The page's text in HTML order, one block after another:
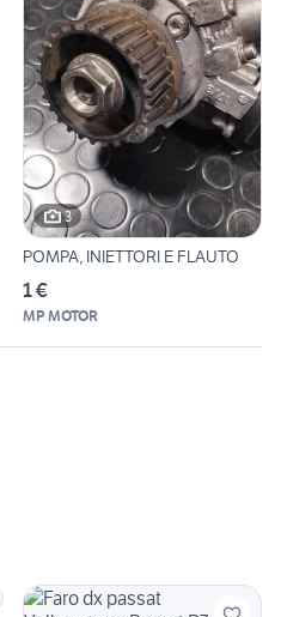
3
POMPA, INIETTORI E FLAUTO
1 €
MP MOTOR